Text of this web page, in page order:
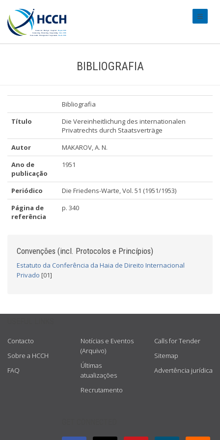
BIBLIOGRAFIA
Bibliografia
Título
Die Vereinheitlichung des internationalen
Privatrechts durch Staatsverträge
Autor
MAKAROV, A. N.
Ano de
publicação
1951
Periódico
Die Friedens-Warte, Vol. 51 (1951/1953)
Página de
referência
p. 340
Convenções (incl. Protocolos e Princípios)
Estatuto da Conferência da Haia de Direito Internacional
Privado [01]
Contacto
Sobre a HCCH
FAQ
Notícias e Eventos
(Arquivo)
Últimas
atualizações
Recrutamento
Calls for Tender
Sitemap
Advertência jurídica